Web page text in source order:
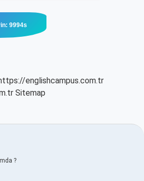
englishcampus.com.tr
Sitemap
?